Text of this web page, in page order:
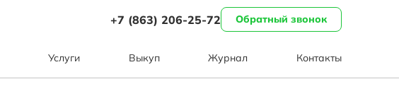
+7 (863) 206-25-72 Обратный звонок
Услуги Выкуп Журнал Контакты